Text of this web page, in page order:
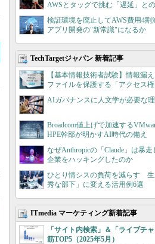
AWSとタッグで挑む「遅延」と
検証環境を廃止してAWS費用4
アプリ開発の"新常識"になるか
TechTargetジャパン 新着記事
【基本情報技術者試験】情報漏え
ファイルを保護する「アクセス
AIガバナンスに人文学が必要な
Broadcom値上げで加速する
HPE幹部が明かすAI時代の備え
なぜAnthropicの「Claude」は暴
企業をハッキングしたのか
ひとり情シスの負荷を減らす
秀な部下」に変える活用例6選
ITmedia マーケティング新着記事
「サイト内検索」＆「ライブチ
筋TOP5（2025年5月）